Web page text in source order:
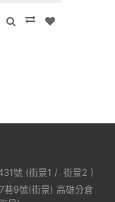
號 (街景1 / 街景2 )
巷9號(街景) 高雄分倉